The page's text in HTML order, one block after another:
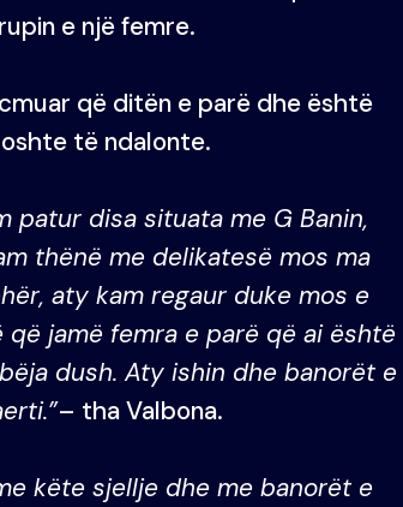
e një femre.
që ditën e parë dhe është
të ndalonte.
patur disa situata me G Banin,
thënë me delikatesë mos ma
aty kam regaur duke mos e
jamë femra e parë që ai është
dush. Aty ishin dhe banorët e
– tha Valbona.
këte sjellje dhe me banorët e